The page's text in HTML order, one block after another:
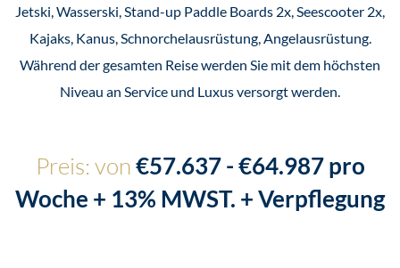
Jetski, Wasserski, Stand-up Paddle Boards 2x, Seescooter 2x,
Kajaks, Kanus, Schnorchelausrüstung, Angelausrüstung.
Während der gesamten Reise werden Sie mit dem höchsten
Niveau an Service und Luxus versorgt werden.
Preis: von€57.637 - €64.987 pro
Woche + 13% MWST. + Verpflegung